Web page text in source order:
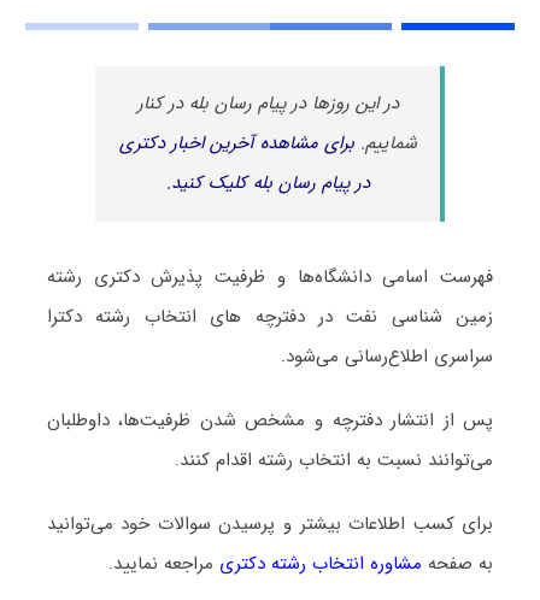
در این روزها در پیام رسان بله در کنار
شماییم.برای مشاهده آخرین اخبار دکتری
در پیام رسان بله کلیک کنید.
فهرست اسامی دانشگاه‌ها و ظرفیت پذیرش دکتری رشته
زمین شناسی ﻧﻔﺖ در دفترچه های انتخاب رشته دکترا
سراسری اطلاع‌رسانی می‌شود.
پس از انتشار دفترچه و مشخص شدن ظرفیت‌ها، داوطلبان
می‌توانند نسبت به انتخاب رشته اقدام کنند.
برای کسب اطلاعات بیشتر و پرسیدن سوالات خود می‌توانید
به صفحه مشاوره انتخاب رشته دکتری مراجعه نمایید.